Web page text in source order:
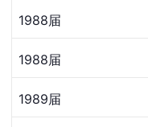
1988届
1988届
1989届